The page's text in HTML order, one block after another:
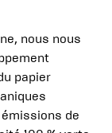
nous nous
papier
de